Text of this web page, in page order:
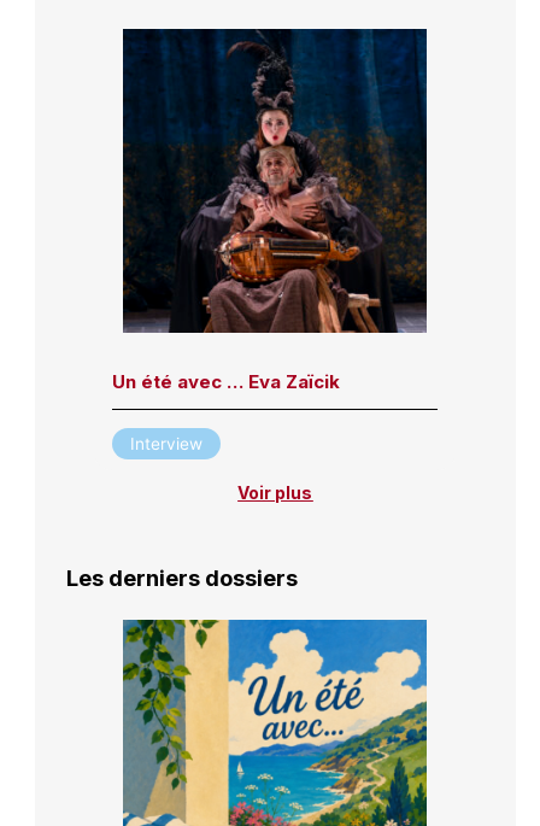
Un été avec … Eva Zaïcik
Interview
Voir plus
Les derniers dossiers